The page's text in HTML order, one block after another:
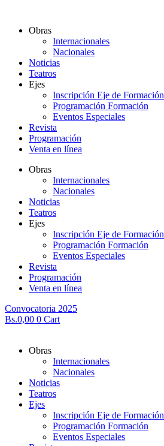
contenidoObras
Internacionales
Nacionales
Noticias
Teatros
Ejes
Inscripción Eje de Formación
Programación Formación
Eventos Especiales
Revista
Programación
Venta en línea
Obras
Internacionales
Nacionales
Noticias
Teatros
Ejes
Inscripción Eje de Formación
Programación Formación
Eventos Especiales
Revista
Programación
Venta en línea
Convocatoria 2025
Bs.0,00 0 Cart
Obras
Internacionales
Nacionales
Noticias
Teatros
Ejes
Inscripción Eje de Formación
Programación Formación
Eventos Especiales